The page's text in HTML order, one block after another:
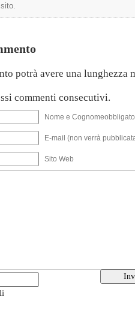
potrà avere una lunghezza
commenti consecutivi.
Nome e
E-mail (non verrà
Sito Web